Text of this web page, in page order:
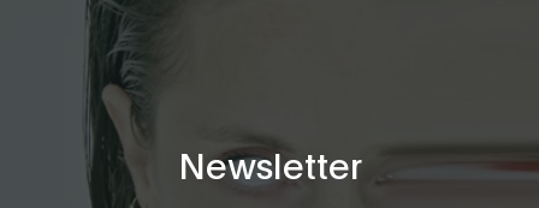
Newsletter